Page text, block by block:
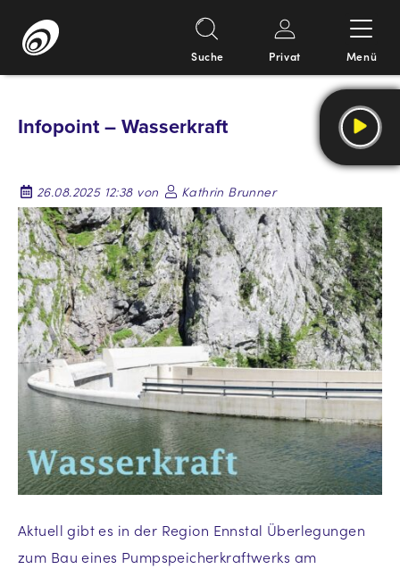
Inhalt
Suche Privat Menü
Infopoint – Wasserkraft
26.08.2025 12:38 von Kathrin Brunner
Aktuell gibt es in der Region Ennstal Überlegungen
zum Bau eines Pumpspeicherkraftwerks am